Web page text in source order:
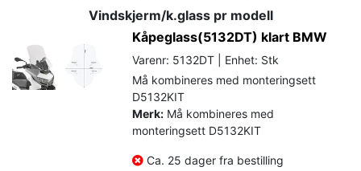
Vindskjerm/k.glass pr modell
Kåpeglass(5132DT) klart BMW
Varenr: 5132DT | Enhet: Stk
Må kombineres med monteringsett
D5132KIT
Merk: Må kombineres med
monteringsett D5132KIT
Ca. 25 dager fra bestilling